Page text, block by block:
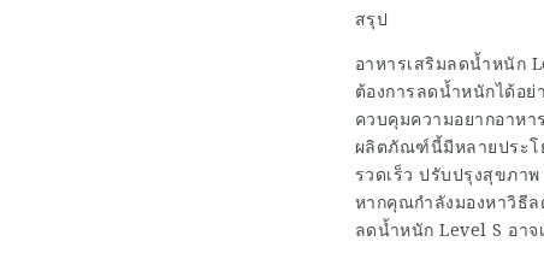
สรุป
อาหารเสริมลดน้ำหนัก
ต้องการลดน้ำหนักได้อย่
ควบคุมความอยากอาหา
ผลิตภัณฑ์นี้มีหลายประโ
รวดเร็ว ปรับปรุงสุขภา
หากคุณกำลังมองหาวิธี
ลดน้ำหนัก Level S อา